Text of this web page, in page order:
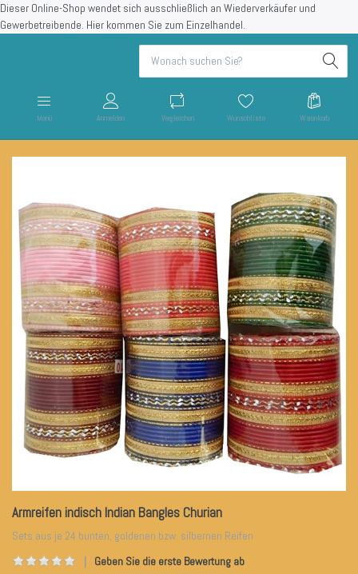
Dieser Online-Shop wendet sich ausschließlich an Wiederverkäufer und
Gewerbetreibende. Hier kommen Sie zum Einzelhandel.
Menü Anmelden Vergleichen Wunschliste Warenkorb
Armreifen indisch Indian Bangles Churian
Sets aus je 24 bunten, goldenen bzw. silbernen Reifen
Geben Sie die erste Bewertung ab